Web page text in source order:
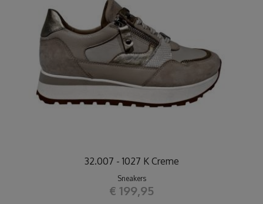
32.007 - 1027 K Creme
Sneakers
€ 199,95